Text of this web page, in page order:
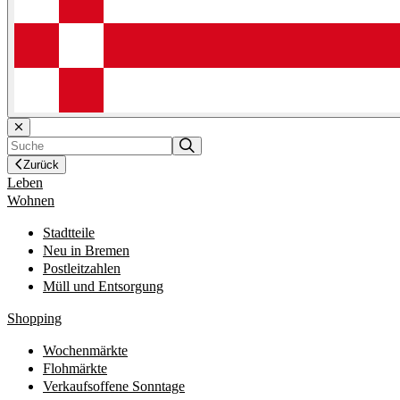
Zurück
Leben
Wohnen
Stadtteile
Neu in Bremen
Postleitzahlen
Müll und Entsorgung
Shopping
Wochenmärkte
Flohmärkte
Verkaufsoffene Sonntage